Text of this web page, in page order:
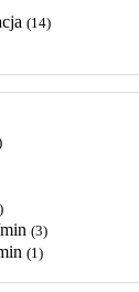
(14)
(3)
(1)